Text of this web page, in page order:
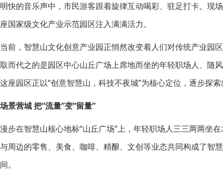
明快的音乐声中，市民游客跟着旋律互动喝彩、驻足打卡。现
座国家级文化产业示范园区注入满满活力。
当前，智慧山文化创意产业园正悄然改变着人们对传统产业园
取而代之的是园区中心山丘广场上席地而坐的年轻职场人、随
这座园区正以“创意智慧山，科技不夜城”为核心定位，逐步探
场景营城 把“流量”变“留量”
漫步在智慧山核心地标“山丘广场”上，年轻职场人三三两两坐
与周边的零售、美食、咖啡、精酿、文创等业态共同构成了
间。